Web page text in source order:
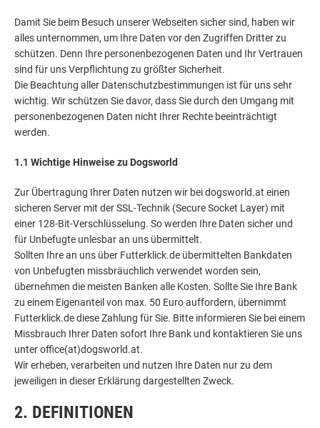
Damit Sie beim Besuch unserer Webseiten sicher sind, haben wir
alles unternommen, um Ihre Daten vor den Zugriffen Dritter zu
schützen. Denn Ihre personenbezogenen Daten und Ihr Vertrauen
sind für uns Verpflichtung zu größter Sicherheit.
Die Beachtung aller Datenschutzbestimmungen ist für uns sehr
wichtig. Wir schützen Sie davor, dass Sie durch den Umgang mit
personenbezogenen Daten nicht Ihrer Rechte beeinträchtigt
werden.
1.1 Wichtige Hinweise zu Dogsworld
Zur Übertragung Ihrer Daten nutzen wir bei dogsworld.at einen
sicheren Server mit der SSL-Technik (Secure Socket Layer) mit
einer 128-Bit-Verschlüsselung. So werden Ihre Daten sicher und
für Unbefugte unlesbar an uns übermittelt.
Sollten Ihre an uns über Futterklick.de übermittelten Bankdaten
von Unbefugten missbräuchlich verwendet worden sein,
übernehmen die meisten Banken alle Kosten. Sollte Sie Ihre Bank
zu einem Eigenanteil von max. 50 Euro auffordern, übernimmt
Futterklick.de diese Zahlung für Sie. Bitte informieren Sie bei einem
Missbrauch Ihrer Daten sofort Ihre Bank und kontaktieren Sie uns
unter office(at)dogsworld.at.
Wir erheben, verarbeiten und nutzen Ihre Daten nur zu dem
jeweiligen in dieser Erklärung dargestellten Zweck.
2. DEFINITIONEN